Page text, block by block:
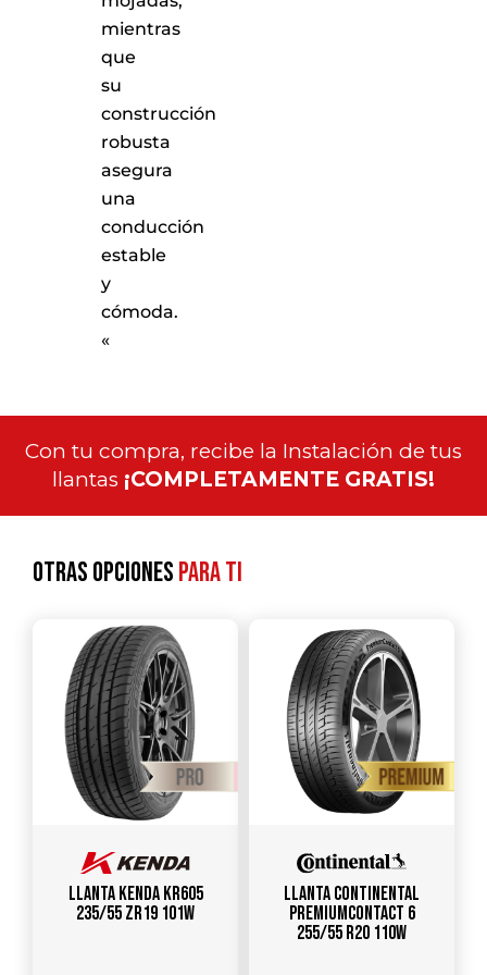
mientras
que
su
construcción
robusta
asegura
una
conducción
estable
y
cómoda.
«
Con tu compra, recibe la Instalación de tus
llantas ¡COMPLETAMENTE GRATIS!
Otras opcionespara ti
Llanta KENDA KR605
235/55 ZR19 101W
Llanta CONTINENTAL
PREMIUMCONTACT 6
255/55 R20 110W